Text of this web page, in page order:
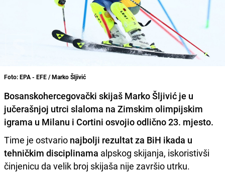
Foto: EPA - EFE / Marko Šljivić
Bosanskohercegovački skijaš Marko Šljivić je u
jučerašnjoj utrci slaloma na Zimskim olimpijskim
igrama u Milanu i Cortini osvojio odlično 23. mjesto.
Time je ostvario najbolji rezultat za BiH ikada u
tehničkim disciplinama alpskog skijanja, iskoristivši
činjenicu da velik broj skijaša nije završio utrku.